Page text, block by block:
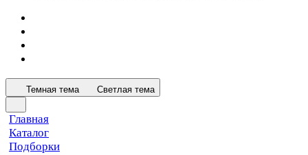
Темная тема Светлая тема
Главная
Каталог
Подборки